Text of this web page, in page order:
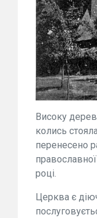
Високу
колись
перенесено
році.
Церква є